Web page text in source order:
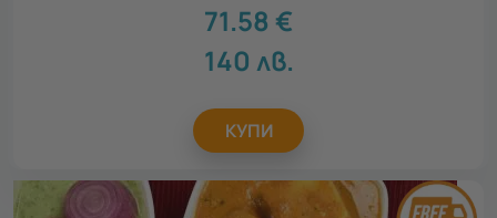
71.58 €
140 лв.
КУПИ